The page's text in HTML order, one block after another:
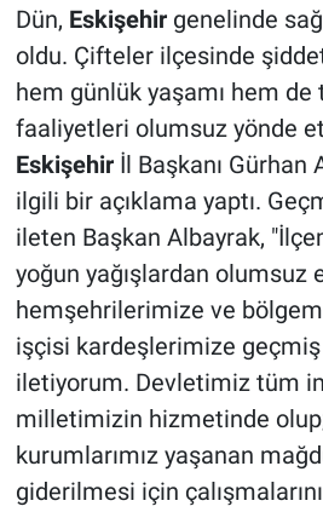
Dün, Eskişehirgenelinde
oldu. Çifteler ilçesinde
hem günlük yaşamı hem de
faaliyetleri olumsuz yönde
Eskişehirİl Başkanı Gürhan
ilgili bir açıklama yaptı.
ileten Başkan Albayrak,
yoğun yağışlardan olumsuz
hemşehrilerimize ve
işçisi kardeşlerimize
iletiyorum. Devletimiz tüm
milletimizin hizmetinde
kurumlarımız yaşanan
giderilmesi için
Bilim ve Teknoloji